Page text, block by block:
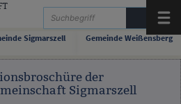
Startseite springen.
Sigmarszell Gemeinde Weißensberg
der
Sigmarszell